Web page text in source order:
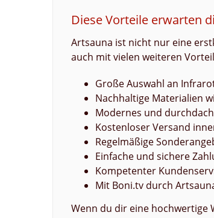
Diese Vorteile erwarten
Artsauna ist nicht nur eine
auch mit vielen weiteren
Große Auswahl an
Nachhaltige Materialien
Modernes und
Kostenloser Versand
Regelmäßige
Einfache und sichere
Kompetenter
Mit Boni.tv durch
Wenn du dir eine hochwertige